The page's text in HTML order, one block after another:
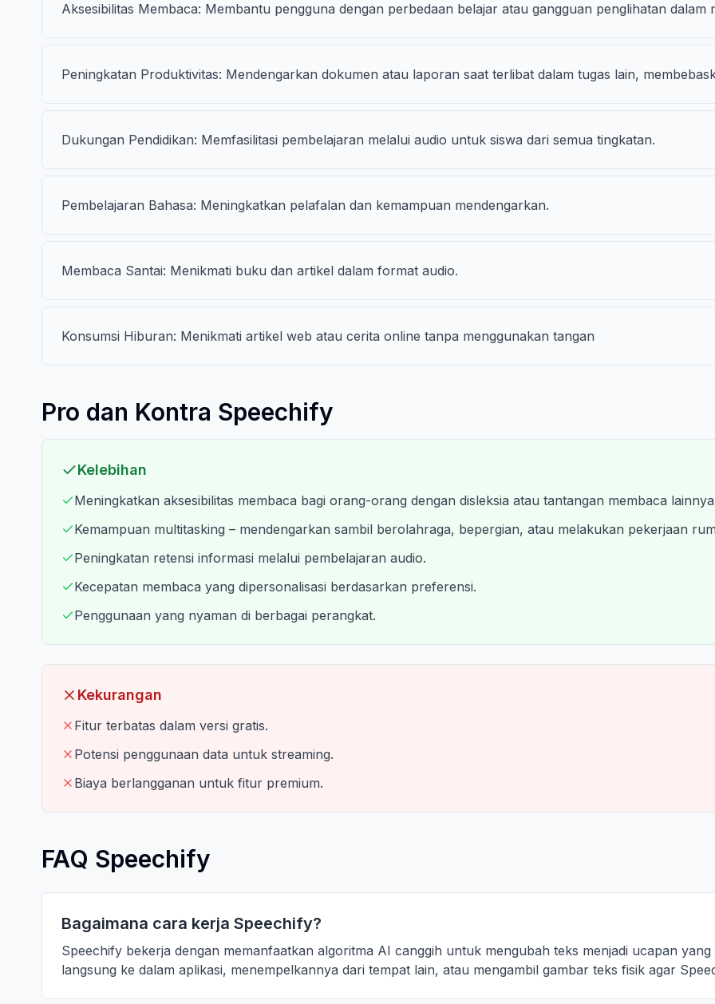
Aksesibilitas Membaca: Membantu pengguna dengan perbedaan belajar atau gangguan penglihatan dalam
Peningkatan Produktivitas: Mendengarkan dokumen atau laporan saat terlibat dalam tugas lain,
Dukungan Pendidikan: Memfasilitasi pembelajaran melalui audio untuk siswa dari semua tingkatan.
Pembelajaran Bahasa: Meningkatkan pelafalan dan kemampuan mendengarkan.
Membaca Santai: Menikmati buku dan artikel dalam format audio.
Konsumsi Hiburan: Menikmati artikel web atau cerita online tanpa menggunakan tangan
Pro dan Kontra Speechify
Kelebihan
Meningkatkan aksesibilitas membaca bagi orang-orang dengan disleksia atau tantangan membaca
Kemampuan multitasking – mendengarkan sambil berolahraga, bepergian, atau melakukan pekerjaan
Peningkatan retensi informasi melalui pembelajaran audio.
Kecepatan membaca yang dipersonalisasi berdasarkan preferensi.
Penggunaan yang nyaman di berbagai perangkat.
Kekurangan
Fitur terbatas dalam versi gratis.
Potensi penggunaan data untuk streaming.
Biaya berlangganan untuk fitur premium.
FAQ Speechify
Bagaimana cara kerja Speechify?
Speechify bekerja dengan memanfaatkan algoritma AI canggih untuk mengubah teks menjadi ucapan
langsung ke dalam aplikasi, menempelkannya dari tempat lain, atau mengambil gambar teks fisik agar